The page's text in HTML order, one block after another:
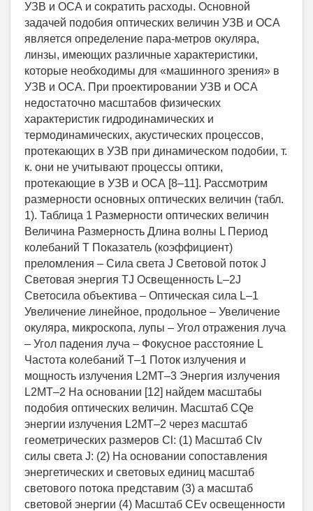
УЗВ и ОСА и сократить расходы. Основной
задачей подобия оптических величин УЗВ и ОСА
является определение пара-метров окуляра,
линзы, имеющих различные характеристики,
которые необходимы для «машинного зрения» в
УЗВ и ОСА. При проектировании УЗВ и ОСА
недостаточно масштабов физических
характеристик гидродинамических и
термодинамических, акустических процессов,
протекающих в УЗВ при динамическом подобии, т.
к. они не учитывают процессы оптики,
протекающие в УЗВ и ОСА [8–11]. Рассмотрим
размерности основных оптических величин (табл.
1). Таблица 1 Размерности оптических величин
Величина Размерность Длина волны L Период
колебаний T Показатель (коэффициент)
преломления – Сила света J Световой поток J
Световая энергия TJ Освещенность L–2J
Светосила объектива – Оптическая сила L–1
Увеличение линейное, продольное – Увеличение
окуляра, микроскопа, лупы – Угол отражения луча
– Угол падения луча – Фокусное расстояние L
Частота колебаний T–1 Поток излучения и
мощность излучения L2MT–3 Энергия излучения
L2MT–2 На основании [12] найдем масштабы
подобия оптических величин. Масштаб CQe
энергии излучения L2MT–2 через масштаб
геометрических размеров Cl: (1) Масштаб CIv
силы света J: (2) На основании сопоставления
энергетических и световых единиц масштаб
светового потока представим (3) а масштаб
световой энергии (4) Масштаб CEv освещенности